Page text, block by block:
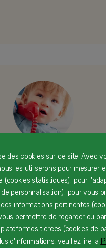
ou d’un
personnalisé
en nutrition infantile
vous 24/7 gratuitement
des cookies sur ce site. Avec
les utiliserons pour mesurer
(cookies statistiques) ; pour
personnalisation) ; pour vous
informations pertinentes
permettre de regarder ou
tierces (cookies de
d'informations, veuillez lire la